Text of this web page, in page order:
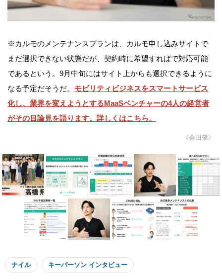
※カルモのメンテナンスプランは、カルモ申し込みサイトで
まだ選択できない状態だが、契約時に希望すればで対応可能
であるという。9月中旬にはサイト上からも選択できるように
なる予定だそうだ。 モビリティビジネスをスマートサービス
化し、業界を変えようとするMaaSベンチャーの4人の経営者
がその目論見を語ります。詳しくはこちら。
《会田肇》
ナイル キーパーソン インタビュー